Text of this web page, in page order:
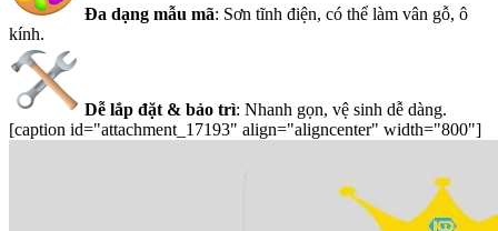
Đa dạng mẫu mã: Sơn tĩnh điện, có thể làm vân gỗ, ô
kính.
Dễ lắp đặt & bảo trì: Nhanh gọn, vệ sinh dễ dàng.
[caption id="attachment_17193" align="aligncenter" width="800"]